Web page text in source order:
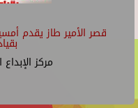
قصر الأمير طاز يقدم
مركز